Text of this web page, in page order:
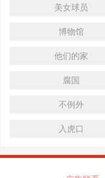
美女球员
博物馆
他们的家
腐国
不例外
入虎口